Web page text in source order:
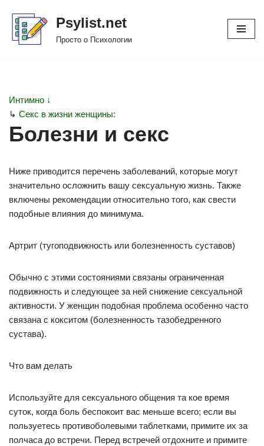
Перейти
Psylist.net
Просто о Психологии
Интимно ↓
↳ Секс в жизни женщины:
Болезни и секс
Ниже приводится перечень заболеваний, которые могут
значительно осложнить вашу сексуальную жизнь. Также
включены рекомендации относительно того, как свести
подобные влияния до минимума.
Артрит (тугоподвижность или болезненность суставов)
Обычно с этими состояниями связаны ограниченная
подвижность и следующее за ней снижение сексуальной
активности. У женщин подобная проблема особенно часто
связана с кокситом (болезненность тазобедренного
сустава).
Что вам делать
Используйте для сексуального общения та кое время
суток, когда боль беспокоит вас меньше всего; если вы
пользуетесь противоболевыми таблетками, примите их за
полчаса до встречи. Перед встречей отдохните и примите